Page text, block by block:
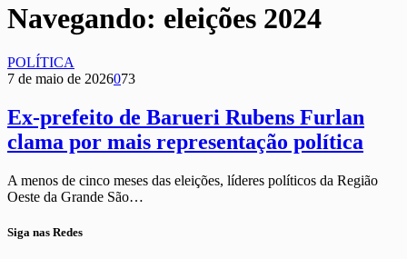
Navegando: eleições 2024
POLÍTICA
7 de maio de 2026073
Ex-prefeito de Barueri Rubens Furlan
clama por mais representação política
A menos de cinco meses das eleições, líderes políticos da Região
Oeste da Grande São…
Siga nas Redes